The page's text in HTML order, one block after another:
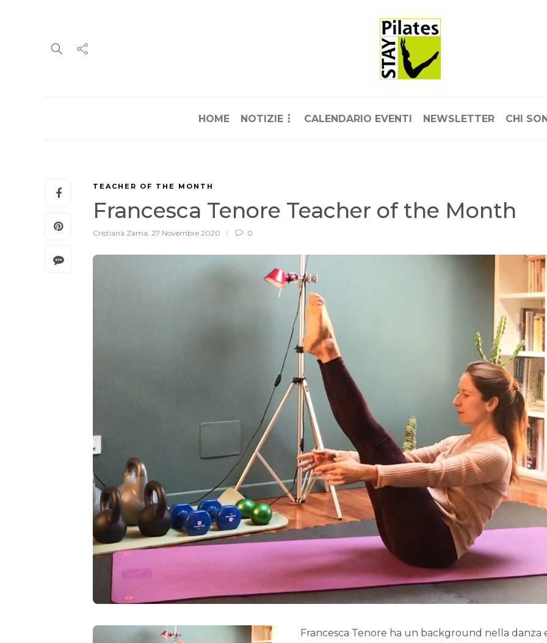
HOME NOTIZIE CALENDARIO EVENTI NEWSLETTER CHI
TEACHER OF THE MONTH
Francesca Tenore Teacher of the Month
Cristiana Zama, 27 Novembre 2020 0
Francesca Tenore ha un background nella danza